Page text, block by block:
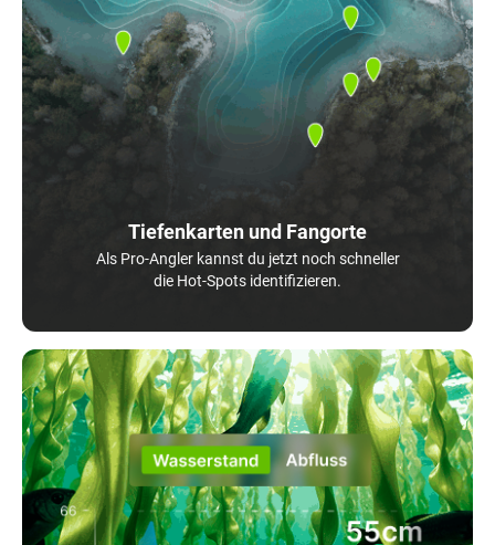
Tiefenkarten und Fangorte
Als Pro-Angler kannst du jetzt noch schneller
die Hot-Spots identifizieren.